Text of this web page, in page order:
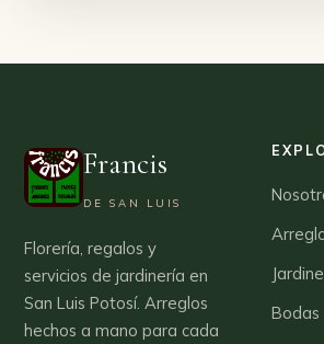
Francis
DE SAN LUIS
Florería, regalos y
servicios de jardinería en
San Luis Potosí. Arreglos
hechos a mano para cada